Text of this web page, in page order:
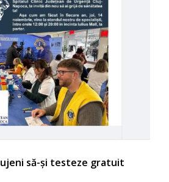
să-şi testeze gratuit